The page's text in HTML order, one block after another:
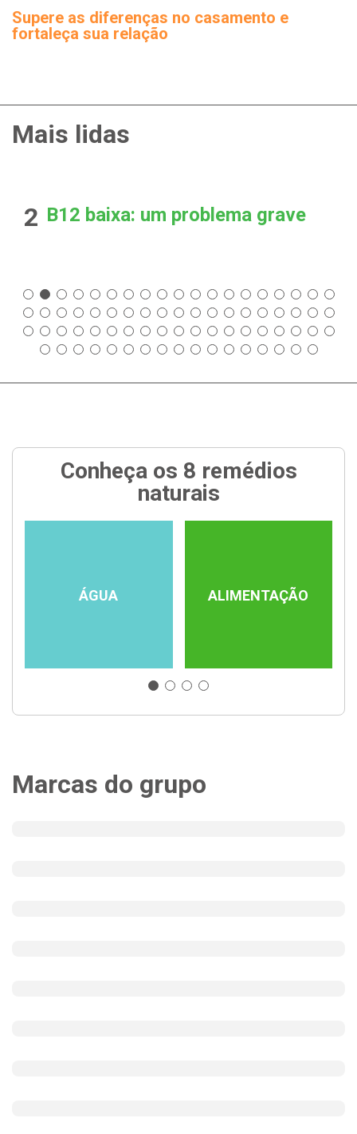
Supere as diferenças no casamento e
fortaleça sua relação
Mais lidas
2 B12 baixa: um problema grave
Conheça os 8 remédios
naturais
ÁGUA ALIMENTAÇÃO
Marcas do grupo